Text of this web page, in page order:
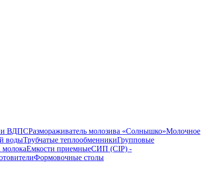
ВДПСРазмораживатель молозива «Солнышко»Молочное
водыТрубчатые теплообменникиГрупповые
Емкости приемныеСИП (CIP) -
Формовочные столы